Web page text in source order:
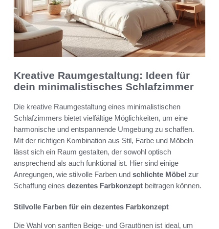
Kreative Raumgestaltung: Ideen für
dein minimalistisches Schlafzimmer
Die kreative Raumgestaltung eines minimalistischen
Schlafzimmers bietet vielfältige Möglichkeiten, um eine
harmonische und entspannende Umgebung zu schaffen.
Mit der richtigen Kombination aus Stil, Farbe und Möbeln
lässt sich ein Raum gestalten, der sowohl optisch
ansprechend als auch funktional ist. Hier sind einige
Anregungen, wie stilvolle Farben und schlichte Möbel zur
Schaffung eines dezentes Farbkonzept beitragen können.
Stilvolle Farben für ein dezentes Farbkonzept
Die Wahl von sanften Beige- und Grautönen ist ideal, um